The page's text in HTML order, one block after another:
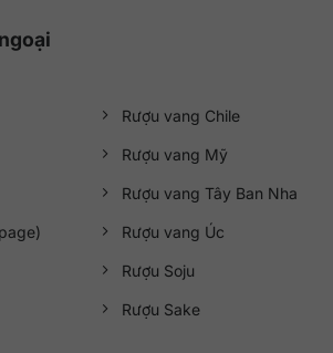
Rượu vang Chile
Rượu vang Mỹ
Rượu vang Tây Ban Nha
Rượu vang Úc
Rượu Soju
Rượu Sake